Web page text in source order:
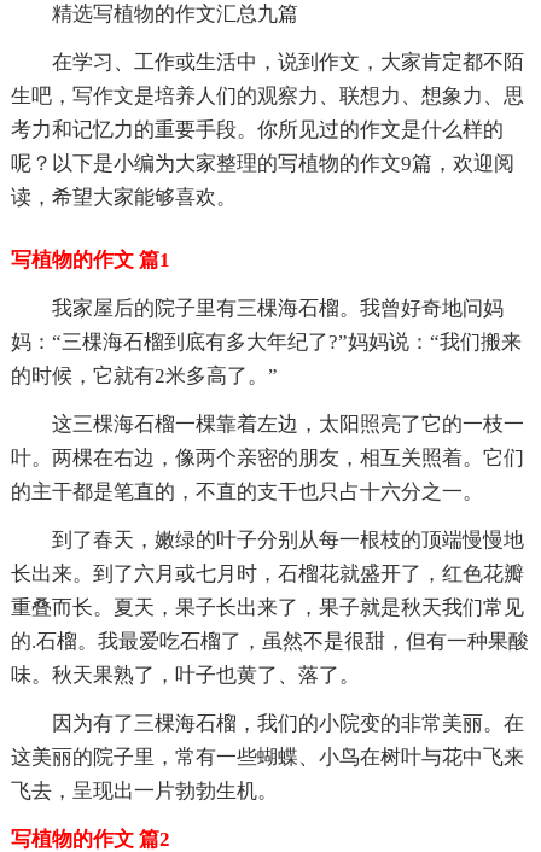
精选写植物的作文汇总九篇
在学习、工作或生活中，说到作文，大家肯定都不陌
生吧，写作文是培养人们的观察力、联想力、想象力、思
考力和记忆力的重要手段。你所见过的作文是什么样的
呢？以下是小编为大家整理的写植物的作文9篇，欢迎阅
读，希望大家能够喜欢。
写植物的作文 篇1
我家屋后的院子里有三棵海石榴。我曾好奇地问妈
妈：“三棵海石榴到底有多大年纪了?”妈妈说：“我们搬来
的时候，它就有2米多高了。”
这三棵海石榴一棵靠着左边，太阳照亮了它的一枝一
叶。两棵在右边，像两个亲密的朋友，相互关照着。它们
的主干都是笔直的，不直的支干也只占十六分之一。
到了春天，嫩绿的叶子分别从每一根枝的顶端慢慢地
长出来。到了六月或七月时，石榴花就盛开了，红色花瓣
重叠而长。夏天，果子长出来了，果子就是秋天我们常见
的.石榴。我最爱吃石榴了，虽然不是很甜，但有一种果酸
味。秋天果熟了，叶子也黄了、落了。
因为有了三棵海石榴，我们的小院变的非常美丽。在
这美丽的院子里，常有一些蝴蝶、小鸟在树叶与花中飞来
飞去，呈现出一片勃勃生机。
写植物的作文 篇2